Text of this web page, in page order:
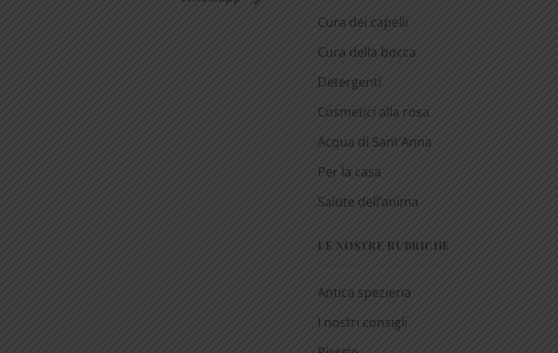
Cura dei capelli
Cura della bocca
Detergenti
Cosmetici alla rosa
Acqua di Sant’Anna
Per la casa
Salute dell’anima
LE NOSTRE RUBRICHE
Antica spezieria
I nostri consigli